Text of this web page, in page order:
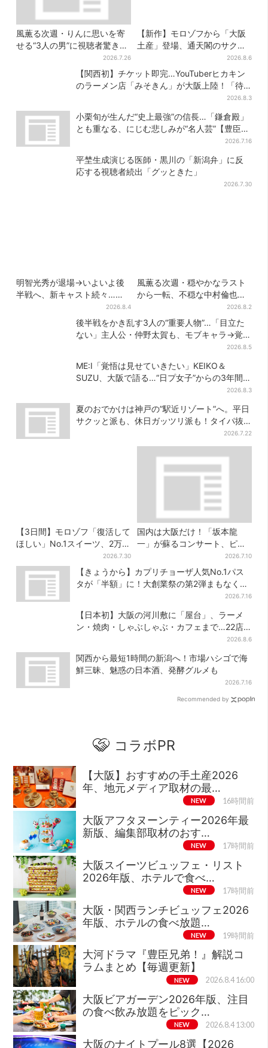
風薫る次週・りんに思いを寄
せる“3人の男”に視聴者驚き
「みんな出ますやん！」2026.7.26
【新作】モロゾフから「大阪
土産」登場、通天閣のサクサ
クスイーツ 6カ所で順次発売
2026.8.6
【関西初】チケット即完…YouTuberヒカキン
のラーメン店「みそきん」が大阪上陸！「待
2026.8.3
小栗旬が生んだ“史上最強”の信長…「鎌倉殿」
とも重なる、にじむ悲しみが“名人芸”【豊臣兄
2026.7.16
平埜生成演じる医師・黒川の「新潟弁」に反
応する視聴者続出「グッときた」
2026.7.30
明智光秀が退場→いよいよ後
半戦へ、新キャスト続々…
「豊臣兄弟！」振り返り＆第
2026.8.4
風薫る次週・穏やかなラスト
から一転、不穏な中村倫也の
登場に視聴者期待「いよいよ
登場だ」
2026.8.2
後半戦をかき乱す3人の“重要人物”…「目立た
ない」主人公・仲野太賀も、モブキャラ→覚醒
2026.8.5
ME:I「覚悟は見せていきたい」KEIKO＆
SUZU、大阪で語る…“日プ女子”からの3年間
2026.8.3
夏のおでかけは神戸の”駅近リゾート”へ。平日
サクッと派も、休日ガッツリ派も！タイパ抜
2026.7.22
【3日間】モロゾフ「復活して
ほしい」No.1スイーツ、2万
3865票から選ばれた名作を限
定販売
2026.7.30
国内は大阪だけ！「坂本龍
一」が蘇るコンサート、ピア
ノを弾く姿を間近で…“涙腺が
崩壊”と絶賛の声
2026.7.10
【きょうから】カプリチョーザ人気No.1パス
タが「半額」に！大創業祭の第2弾まもなくス
2026.7.16
【日本初】大阪の河川敷に「屋台」、ラーメ
ン・焼肉・しゃぶしゃぶ・カフェまで…22店
2026.8.6
関西から最短1時間の新潟へ！市場ハシゴで海
鮮三昧、魅惑の日本酒、発酵グルメも
2026.7.16
Recommended by
コラボPR
【大阪】おすすめの手土産2026
年、地元メディア取材の最…
NEW 16時間前
大阪アフタヌーンティー2026年最
新版、編集部取材のおす…
NEW 17時間前
大阪スイーツビュッフェ・リスト
2026年版、ホテルで食べ…
NEW 17時間前
大阪・関西ランチビュッフェ2026
年版、ホテルの食べ放題…
NEW 19時間前
大河ドラマ『豊臣兄弟！』解説コ
ラムまとめ【毎週更新】
NEW 2026.8.4 16:00
大阪ビアガーデン2026年版、注目
の食べ飲み放題をピック…
NEW 2026.8.4 13:00
大阪のナイトプール8選【2026